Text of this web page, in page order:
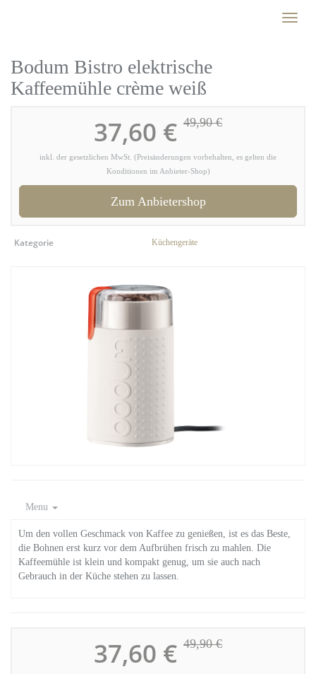
Toggle
Bodum Bistro elektrische
Kaffeemühle crème weiß
37,60 € 49,90 €
inkl. der gesetzlichen MwSt. (Preisänderungen vorbehalten, es gelten die
Konditionen im Anbieter-Shop)
Zum Anbietershop
Kategorie Küchengeräte
Menu
Um den vollen Geschmack von Kaffee zu genießen, ist es das Beste,
die Bohnen erst kurz vor dem Aufbrühen frisch zu mahlen. Die
Kaffeemühle ist klein und kompakt genug, um sie auch nach
Gebrauch in der Küche stehen zu lassen.
37,60 € 49,90 €